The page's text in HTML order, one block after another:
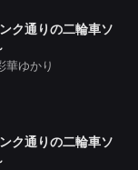
ク通りの二輪車ソ
華ゆかり
ク通りの二輪車ソ